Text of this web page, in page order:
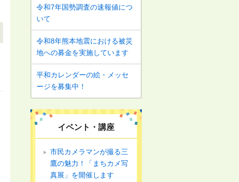
令和7年国勢調査の速報値につ
いて
令和8年熊本地震における被災
地への募金を実施しています
平和カレンダーの絵・メッセ
ージを募集中！
イベント・講座
市民カメラマンが撮る三
鷹の魅力！「まちカメ写
真展」を開催します